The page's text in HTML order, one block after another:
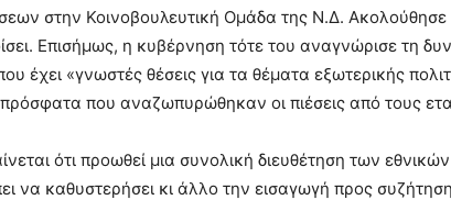
στην Κοινοβουλευτική Ομάδα της Ν.Δ.
Επισήμως, η κυβέρνηση τότε του αναγνώρισε τη
«γνωστές θέσεις για τα θέματα εξωτερικής
που αναζωπυρώθηκαν οι πιέσεις από τους
ότι προωθεί μια συνολική διευθέτηση των
να καθυστερήσει κι άλλο την εισαγωγή προς